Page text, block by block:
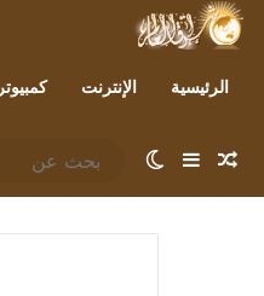
الرئيسية الإنترنت كمبيوتر
مقال عشوائي
إضافة عمود جانبي
الوضع المظلم